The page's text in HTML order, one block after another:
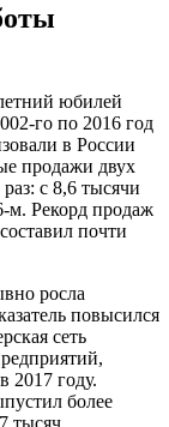
юбилей
го по 2016 год
в России
продажи двух
с 8,6 тысячи
м. Рекорд продаж
почти
росла
повысился
сеть
2017 году.
более
тысяч